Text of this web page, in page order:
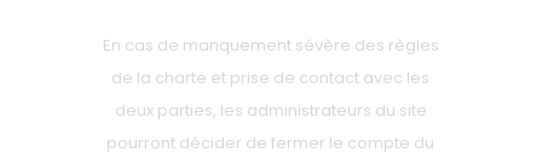
En cas de manquement sévère des règles
de la charte et prise de contact avec les
deux parties, les administrateurs du site
pourront décider de fermer le compte du